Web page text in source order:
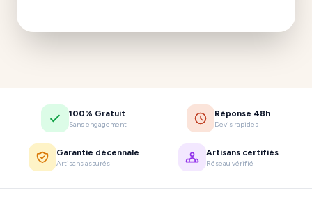
100% Gratuit
Sans engagement
Réponse 48h
Devis rapides
Garantie décennale
Artisans assurés
Artisans certifiés
Réseau vérifié